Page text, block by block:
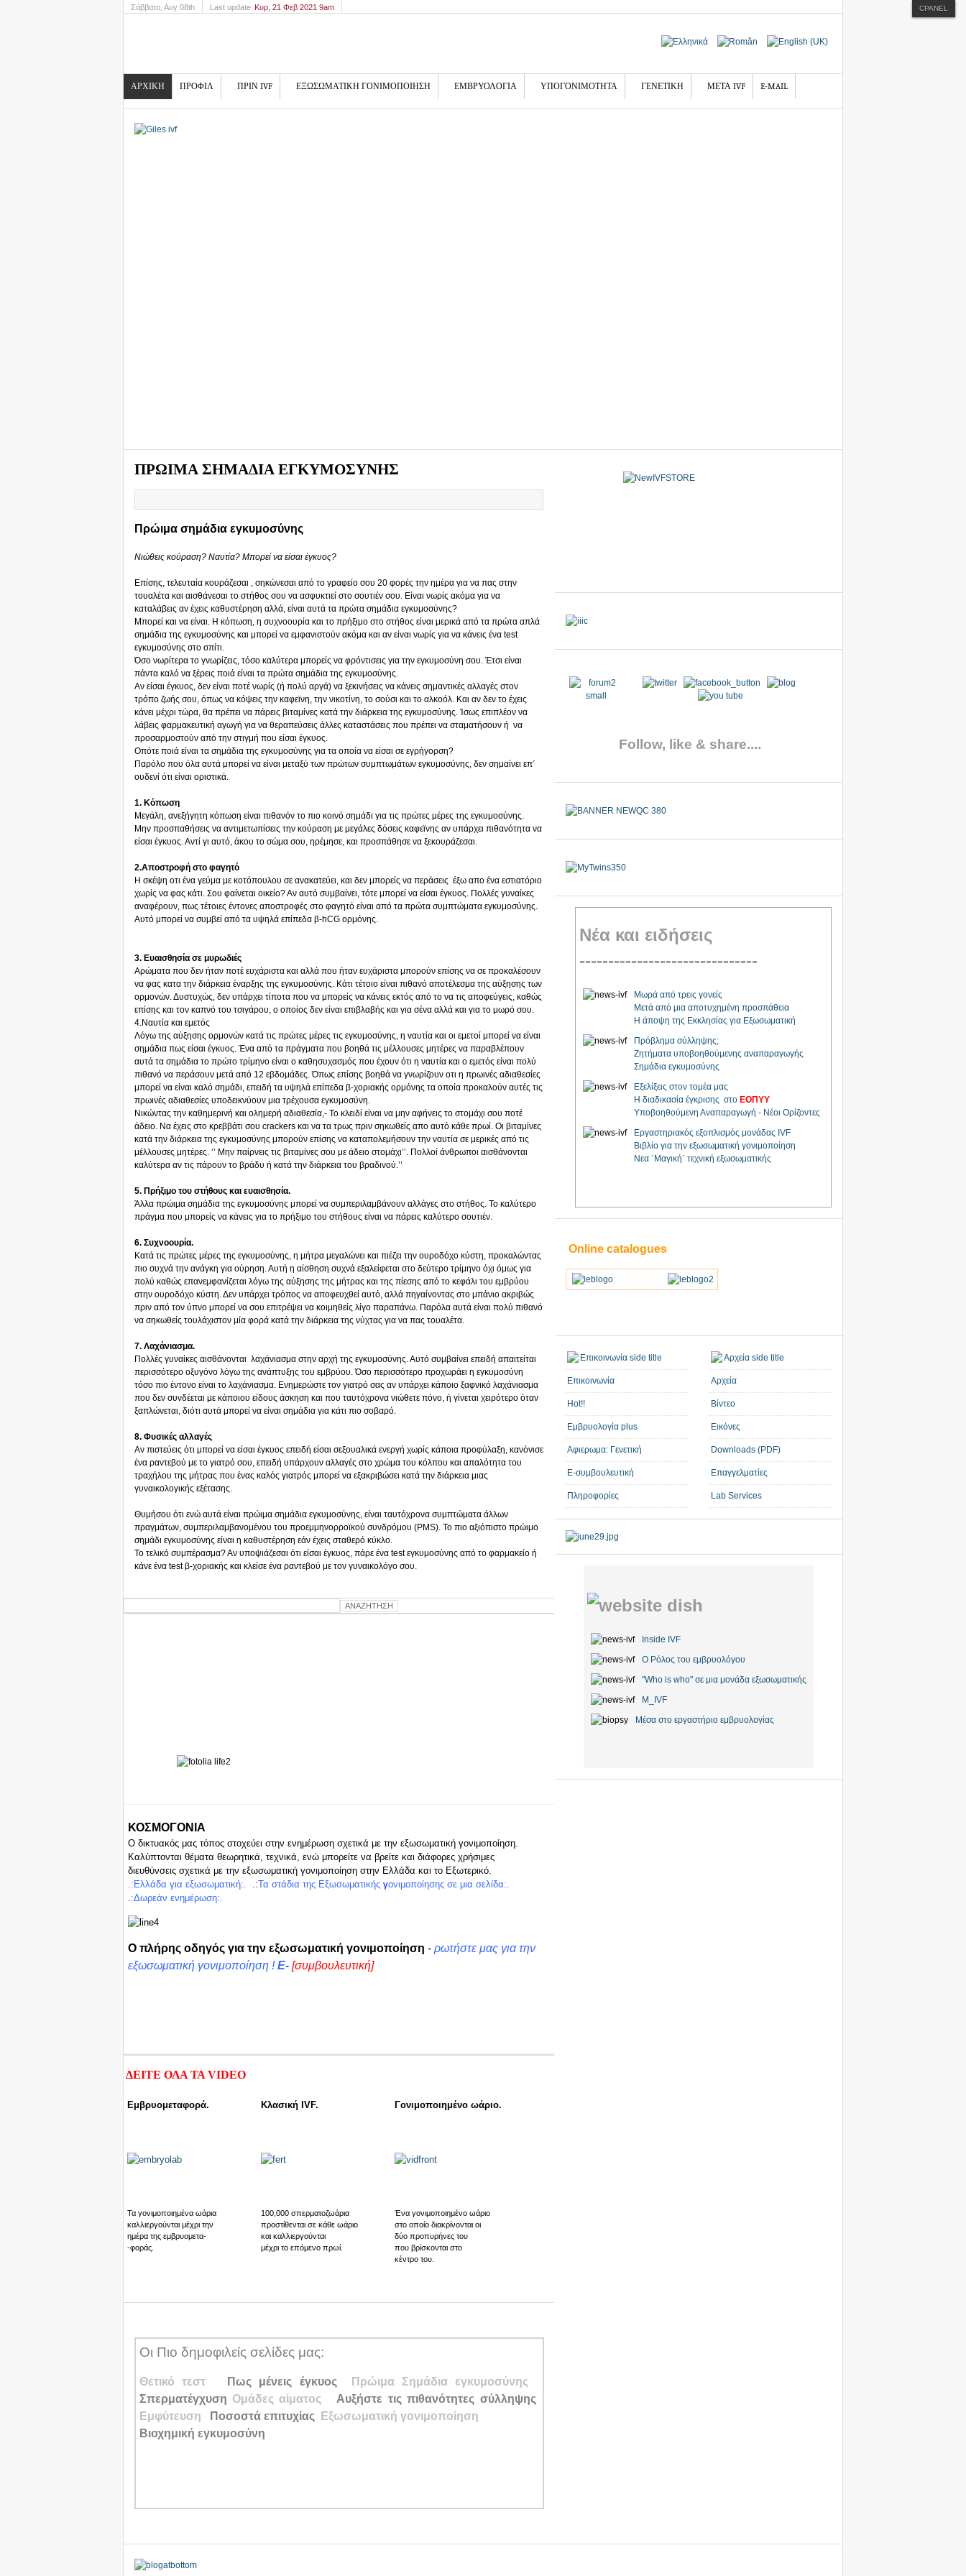
Σάββατο , Αυγ 08th Last update Κυρ, 21 Φεβ 2021 9am
ΑΡΧΙΚΗ ΠΡΟΦΙΛ ΠΡΙΝ IVF ΕΞΩΣΩΜΑΤΙΚΗ ΓΟΝΙΜΟΠΟΙΗΣΗ ΕΜΒΡΥΟΛΟΓΙΑ ΥΠΟΓΟΝΙΜΟΤΗΤΑ ΓΕΝΕΤΙΚΗ ΜΕΤΑ IVF E-MAIL
CPANEL
ΠΡΩΙΜΑ ΣΗΜΑΔΙΑ ΕΓΚΥΜΟΣΥΝΗΣ
Πρώιμα σημάδια εγκυμοσύνης
Νιώθεις κούραση? Ναυτία? Μπορεί να είσαι έγκυος?
Επίσης, τελευταία κουράζεσαι , σηκώνεσαι από το γραφείο σου 20 φορές την ημέρα για να πας στην
τουαλέτα και αισθάνεσαι το στήθος σου να ασφυκτιεί στο σουτιέν σου. Είναι νωρίς ακόμα για να
καταλάβεις αν έχεις καθυστέρηση αλλά, είναι αυτά τα πρώτα σημάδια εγκυμοσύνης?
Μπορεί και να είναι. Η κόπωση, η συχνοουρία και το πρήξιμο στο στήθος είναι μερικά από τα πρώτα απλά
σημάδια της εγκυμοσύνης και μπορεί να εμφανιστούν ακόμα και αν είναι νωρίς για να κάνεις ένα test
εγκυμοσύνης στο σπίτι.
Όσο νωρίτερα το γνωρίζεις, τόσο καλύτερα μπορείς να φρόντισεις για την εγκυμοσύνη σου. Έτσι είναι
πάντα καλό να ξέρεις ποιά είναι τα πρώτα σημάδια της εγκυμοσύνης.
Αν είσαι έγκυος, δεν είναι ποτέ νωρίς (ή πολύ αργά) να ξεκινήσεις να κάνεις σημαντικές αλλαγές στον
τρόπο ζωής σου, όπως να κόψεις την καφεϊνη, την νικοτίνη, το σούσι και το αλκοόλ. Και αν δεν το έχεις
κάνει μέχρι τώρα, θα πρέπει να πάρεις βιταμίνες κατά την διάρκεια της εγκυμοσύνης. Ίσως επιπλέον να
λάβεις φαρμακευτική αγωγή για να θεραπεύσεις άλλες καταστάσεις που πρέπει να σταματήσουν ή να
προσαρμοστούν από την στιγμή που είσαι έγκυος.
Οπότε ποιά είναι τα σημάδια της εγκυμοσύνης για τα οποία να είσαι σε εγρήγορση?
Παρόλο που όλα αυτά μπορεί να είναι μεταξύ των πρώτων συμπτωμάτων εγκυμοσύνης, δεν σημαίνει επ΄
ουδενί ότι είναι οριστικά.
1. Κόπωση
Μεγάλη, ανεξήγητη κόπωση είναι πιθανόν το πιο κοινό σημάδι για τις πρώτες μέρες της εγκυμοσύνης.
Μην προσπαθήσεις να αντιμετωπίσεις την κούραση με μεγάλες δόσεις καφεϊνης αν υπάρχει πιθανότητα να
είσαι έγκυος. Αντί γι αυτό, άκου το σώμα σου, ηρέμησε, και προσπάθησε να ξεκουράζεσαι.
2.Αποστροφή στο φαγητό
Η σκέψη οτι ένα γεύμα με κοτόπουλου σε ανακατεύει, και δεν μπορείς να περάσεις έξω απο ένα εστιατόριο
χωρίς να φας κάτι. Σου φαίνεται οικείο? Αν αυτό συμβαίνει, τότε μπορεί να είσαι έγκυος. Πολλές γυναίκες
αναφέρουν, πως τέτοιες έντονες αποστροφές στο φαγητό είναι από τα πρώτα συμπτώματα εγκυμοσύνης.
Αυτό μπορεί να συμβεί από τα υψηλά επίπεδα β-hCG ορμόνης.
3. Ευαισθησία σε μυρωδιές
Αρώματα που δεν ήταν ποτέ ευχάριστα και αλλά που ήταν ευχάριστα μπορούν επίσης να σε προκαλέσουν
να φας κατα την διάρκεια έναρξης της εγκυμοσύνης. Κάτι τέτοιο είναι πιθανό αποτέλεσμα της αύξησης των
ορμονών. Δυστυχώς, δεν υπάρχει τίποτα που να μπορείς να κάνεις εκτός από το να τις αποφεύγεις, καθώς
επίσης και τον καπνό του τσιγάρου, ο οποίος δεν είναι επιβλαβής και για σένα αλλά και για το μωρό σου.
4.Ναυτία και εμετός
Λόγω της αύξησης ορμονών κατά τις πρώτες μέρες τις εγκυμοσύνης, η ναυτία και οι εμετοί μπορεί να είναι
σημάδια πως είσαι έγκυος. Ένα από τα πράγματα που βοηθά τις μέλλουσες μητέρες να παραβλέπουν
αυτά τα σημάδια το πρώτο τρίμηνο είναι ο καθησυχασμός που έχουν ότι η ναυτία και ο εμετός είναι πολύ
πιθανό να περάσουν μετά από 12 εβδομάδες. Όπως επίσης βοηθά να γνωρίζουν οτι η πρωινές αδιαθεσίες
μπορεί να είναι καλό σημάδι, επειδή τα υψηλά επίπεδα β-χοριακής ορμόνης τα οποία προκαλούν αυτές τις
πρωινές αδιαθεσίες υποδεικνύουν μια τρέχουσα εγκυμοσύνη.
Νικώντας την καθημερινή και ολημερή αδιαθεσία,- Το κλειδί είναι να μην αφήνεις το στομάχι σου ποτέ
άδειο. Να έχεις στο κρεββάτι σου crackers και να τα τρως πριν σηκωθείς απο αυτό κάθε πρωί. Οι βιταμίνες
κατά την διάρκεια της εγκυμοσύνης μπορούν επίσης να καταπολεμήσουν την ναυτία σε μερικές από τις
μέλλουσες μητέρες. ‘’ Μην παίρνεις τις βιταμίνες σου με άδειο στομάχι’’. Πολλοί άνθρωποι αισθάνονται
καλύτερα αν τις πάρουν το βράδυ ή κατά την διάρκεια του βραδινού.’’
5. Πρήξιμο του στήθους και ευαισθησία.
Άλλα πρώιμα σημάδια της εγκυμοσύνης μπορεί να συμπεριλαμβάνουν αλλάγες στο στήθος. Το καλύτερο
πράγμα που μπορείς να κάνεις για το πρήξιμο του στήθους είναι να πάρεις καλύτερο σουτιέν.
6. Συχνοουρία.
Κατά τις πρώτες μέρες της εγκυμοσύνης, η μήτρα μεγαλώνει και πιέζει την ουροδόχο κύστη, προκαλώντας
πιο συχνά την ανάγκη για ούρηση. Αυτή η αίσθηση συχνά εξαλείφεται στο δεύτερο τρίμηνο όχι όμως για
πολύ καθώς επανεμφανίζεται λόγω της αύξησης της μήτρας και της πίεσης από το κεφάλι του εμβρύου
στην ουροδόχο κύστη. Δεν υπάρχει τρόπος να αποφευχθεί αυτό, αλλά πηγαίνοντας στο μπάνιο ακριβώς
πριν από τον ύπνο μπορεί να σου επιτρέψει να κοιμηθείς λίγο παραπάνω. Παρόλα αυτά είναι πολύ πιθανό
να σηκωθείς τουλάχιστον μία φορά κατά την διάρκεια της νύχτας για να πας τουαλέτα.
7. Λαχάνιασμα.
Πολλές γυναίκες αισθάνονται λαχάνιασμα στην αρχή της εγκυμοσύνης. Αυτό συμβαίνει επειδή απαιτείται
περισσότερο οξυγόνο λόγω της ανάπτυξης του εμβρύου. Όσο περισσότερο προχωράει η εγκυμοσύνη
τόσο πιο έντονο είναι το λαχάνιασμα. Ενημερώστε τον γιατρό σας αν υπάρχει κάποιο ξαφνικό λαχάνιασμα
που δεν συνδέεται με κάποιου είδους άσκηση και που ταυτόχρονα νιώθετε πόνο, ή γίνεται χειρότερο όταν
ξαπλώνεται, διότι αυτά μπορεί να είναι σημάδια για κάτι πιο σοβαρό.
8. Φυσικές αλλαγές
Αν πιστεύεις ότι μπορεί να είσαι έγκυος επειδή είσαι σεξουαλικά ενεργή χωρίς κάποια προφύλαξη, κανόνισε
ένα ραντεβού με το γιατρό σου, επειδή υπάρχουν αλλαγές στο χρώμα του κόλπου και απαλότητα του
τραχήλου της μήτρας που ένας καλός γιατρός μπορεί να εξακριβώσει κατά την διάρκεια μιας
γυναικολογικής εξέτασης.
Θυμήσου ότι ενώ αυτά είναι πρώιμα σημάδια εγκυμοσύνης, είναι ταυτόχρονα συμπτώματα άλλων
πραγμάτων, συμπεριλαμβανομένου του προεμμηνορροϊκού συνδρόμου (PMS). Το πιο αξιόπιστο πρώιμο
σημάδι εγκυμοσύνης είναι η καθυστέρηση εάν έχεις σταθερό κύκλο.
Το τελικό συμπέρασμα? Αν υποψιάζεσαι ότι είσαι έγκυος, πάρε ένα test εγκυμοσύνης από το φαρμακείο ή
κάνε ένα test β-χοριακής και κλείσε ένα ραντεβού με τον γυναικολόγο σου.
ΚΟΣΜΟΓΟΝΙΑ
Ο δικτυακός μας τόπος στοχεύει στην ενημέρωση σχετικά με την εξωσωματική γονιμοποίηση.
Καλύπτονται θέματα θεωρητικά, τεχνικά, ενώ μπορείτε να βρείτε και διάφορες χρήσιμες
διευθύνσεις σχετικά με την εξωσωματική γονιμοποίηση στην Ελλάδα και το Εξωτερικό.
.:Ελλάδα για εξωσωματική:. .:Τα στάδια της Εξωσωματικής γονιμοποίησης σε μια σελίδα:.
.:Δωρεάν ενημέρωση:.
Ο πλήρης οδηγός για την εξωσωματική γονιμοποίηση - ρωτήστε μας για την
εξωσωματική γονιμοποίηση !E- [συμβουλευτική]
ΔΕΙΤΕ ΟΛΑ ΤΑ VIDEO
Εμβρυομεταφορά. Κλασική IVF. Γονιμοποιημένο ωάριο.
Τα γονιμοποιημένα ωάρια
καλλιεργούνται μέχρι την
ημέρα της εμβρυομετα-
-φοράς.
100,000 σπερματοζωάρια
προστίθενται σε κάθε ωάριο
και καλλιεργούνται
μέχρι το επόμενο πρωί.
Ένα γονιμοποιημένο ωάριο
στο οποίο διακρίνονται οι
δύο προπυρήνες του
που βρίσκονται στο
κέντρο του.
Οι Πιο δημοφιλείς σελίδες μας:
Θετικό τεστ Πως μένεις έγκυος Πρώιμα Σημάδια
εγκυμοσύνης
Σπερματέγχυση Ομάδες αίματος
Αυξήστε τις πιθανότητες σύλληψης
Εμφύτευση
Ποσοστά επιτυχίας
Εξωσωματική γονιμοποίηση
Βιοχημική εγκυμοσύνη
Follow, like & share....
Νέα και ειδήσεις
-------------------------------
Μωρά από τρεις γονείς
Μετά από μια αποτυχημένη προσπάθεια
Η άποψη της Εκκλησίας για Εξωσωματική
Πρόβλημα σύλληψης;
Ζητήματα υποβοηθούμενης αναπαραγωγής
Σημάδια εγκυμοσύνης
Εξελίξεις στον τομέα μας
Η διαδικασία έγκρισης στο ΕΟΠΥΥ
Υποβοηθούμενη Αναπαραγωγή - Νέοι Ορίζοντες
Εργαστηριακός εξοπλισμός μονάδας IVF
Βιβλίο για την εξωσωματική γονιμοποίηση
Νεα ΄Μαγική΄ τεχνική εξωσωματικής
Online catalogues
Επικοινωνία
Hot!!
Εμβρυολογία plus
Αφιερωμα: Γενετική
E-συμβουλευτική
Πληροφορίες
Αρχεία
Βίντεο
Εικόνες
Downloads (PDF)
Επαγγελματίες
Lab Services
Inside IVF
Ο Ρόλος του εμβρυολόγου
"Who is who" σε μια μονάδα εξωσωματικής
M_IVF
Μέσα στο εργαστήριο εμβρυολογίας